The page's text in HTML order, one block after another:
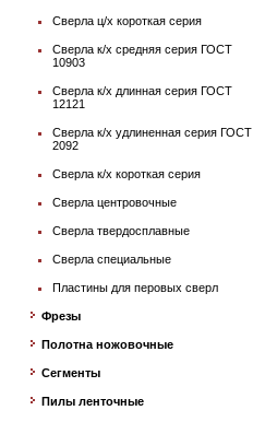
Сверла ц/х короткая серия
Сверла к/х средняя серия ГОСТ
10903
Сверла к/х длинная серия ГОСТ
12121
Сверла к/х удлиненная серия ГОСТ
2092
Сверла к/х короткая серия
Сверла центровочные
Сверла твердосплавные
Сверла специальные
Пластины для перовых сверл
Фрезы
Полотна ножовочные
Сегменты
Пилы ленточные